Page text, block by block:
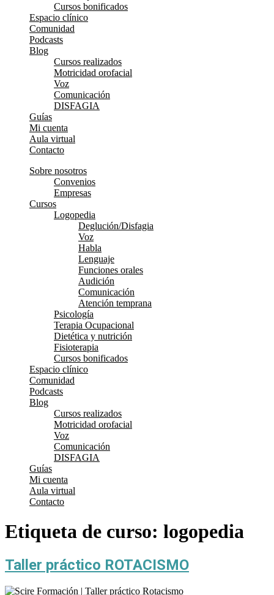
Cursos bonificados
Espacio clínico
Comunidad
Podcasts
Blog
Cursos realizados
Motricidad orofacial
Voz
Comunicación
DISFAGIA
Guías
Mi cuenta
Aula virtual
Contacto
Sobre nosotros
Convenios
Empresas
Cursos
Logopedia
Deglución/Disfagia
Voz
Habla
Lenguaje
Funciones orales
Audición
Comunicación
Atención temprana
Psicología
Terapia Ocupacional
Dietética y nutrición
Fisioterapia
Cursos bonificados
Espacio clínico
Comunidad
Podcasts
Blog
Cursos realizados
Motricidad orofacial
Voz
Comunicación
DISFAGIA
Guías
Mi cuenta
Aula virtual
Contacto
Etiqueta de curso: logopedia
Taller práctico ROTACISMO